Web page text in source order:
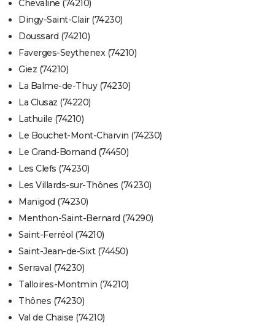
Chevaline (74210)
Dingy-Saint-Clair (74230)
Doussard (74210)
Faverges-Seythenex (74210)
Giez (74210)
La Balme-de-Thuy (74230)
La Clusaz (74220)
Lathuile (74210)
Le Bouchet-Mont-Charvin (74230)
Le Grand-Bornand (74450)
Les Clefs (74230)
Les Villards-sur-Thônes (74230)
Manigod (74230)
Menthon-Saint-Bernard (74290)
Saint-Ferréol (74210)
Saint-Jean-de-Sixt (74450)
Serraval (74230)
Talloires-Montmin (74210)
Thônes (74230)
Val de Chaise (74210)